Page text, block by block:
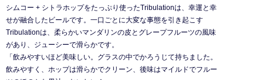
シムコー + シトラホップをたっぷり使ったTribulationは、幸運と幸
せが融合したビールです。⼀⼝ごとに⼤変な事態を引き起こす
Tribulationは、柔らかいマンダリンの⽪とグレープフルーツの⾵味
があり、ジューシーで滑らかです。
「飲みやすいほど美味しい。グラスの中でかろうじて持ちました。
飲みやすく、ホップは滑らかでクリーン、後味はマイルドでフルー